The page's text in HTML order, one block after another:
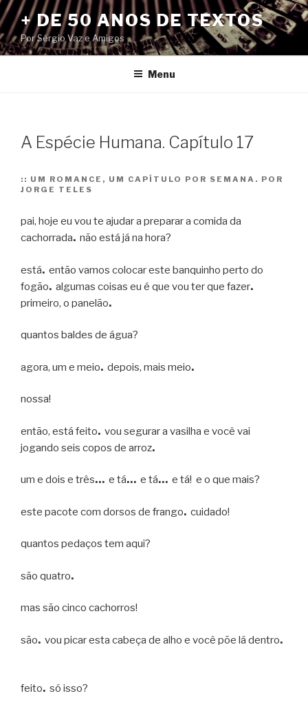
Pular
para
o
conteúdo
+ DE 50 ANOS DE TEXTOS
Por Sérgio Vaz e Amigos
Menu
A Espécie Humana. Capítulo 17
:: UM ROMANCE, UM CAPÍTULO POR SEMANA. POR
JORGE TELES
pai, hoje eu vou te ajudar a preparar a comida da
cachorrada. não está já na hora?
está. então vamos colocar este banquinho perto do
fogão. algumas coisas eu é que vou ter que fazer.
primeiro, o panelão.
quantos baldes de água?
agora, um e meio. depois, mais meio.
nossa!
então, está feito. vou segurar a vasilha e você vai
jogando seis copos de arroz.
um e dois e três… e tá… e tá… e tá! e o que mais?
este pacote com dorsos de frango. cuidado!
quantos pedaços tem aqui?
são quatro.
mas são cinco cachorros!
são. vou picar esta cabeça de alho e você põe lá dentro.
feito. só isso?